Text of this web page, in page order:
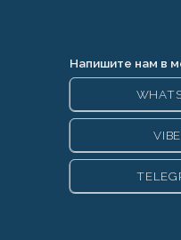
Напишите нам в